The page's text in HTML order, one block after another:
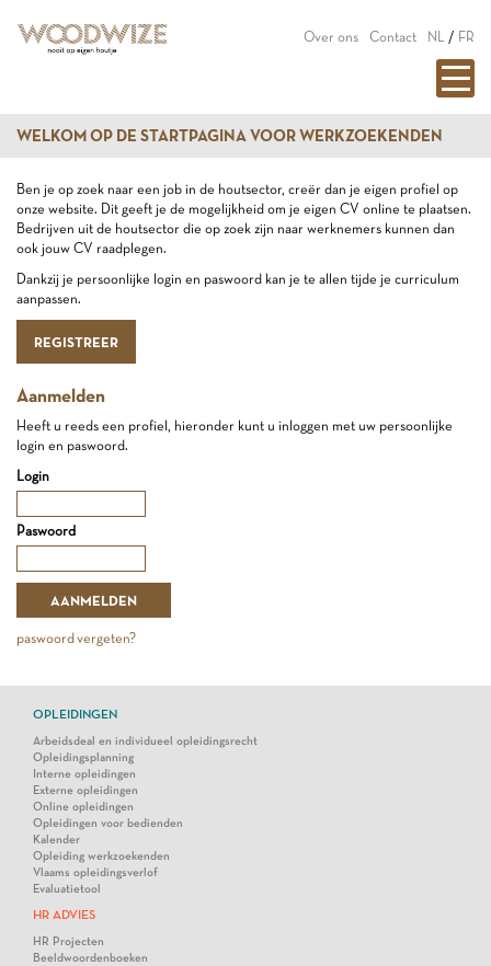
Over ons Contact NL / FR
WELKOM OP DE STARTPAGINA VOOR WERKZOEKENDEN
Ben je op zoek naar een job in de houtsector, creër dan je eigen profiel op
onze website. Dit geeft je de mogelijkheid om je eigen CV online te plaatsen.
Bedrijven uit de houtsector die op zoek zijn naar werknemers kunnen dan
ook jouw CV raadplegen.
Dankzij je persoonlijke login en paswoord kan je te allen tijde je curriculum
aanpassen.
REGISTREER
Aanmelden
Heeft u reeds een profiel, hieronder kunt u inloggen met uw persoonlijke
login en paswoord.
Login
Paswoord
paswoord vergeten?
OPLEIDINGEN
Arbeidsdeal en individueel opleidingsrecht
Opleidingsplanning
Interne opleidingen
Externe opleidingen
Online opleidingen
Opleidingen voor bedienden
Kalender
Opleiding werkzoekenden
Vlaams opleidingsverlof
Evaluatietool
HR ADVIES
HR Projecten
Beeldwoordenboeken